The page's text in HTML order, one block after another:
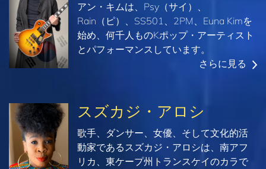
アン・キムは、Psy（サイ）、
Rain（ピ）、SS501、2PM、Euna Kimを
始め、何千人ものKポップ・アーティスト
とパフォーマンスしています。
さらに見る
スズカジ・アロシ
歌手、ダンサー、女優、そして文化的活
動家であるスズカジ・アロシは、南アフ
リカ、東ケープ州トランスケイのカラで